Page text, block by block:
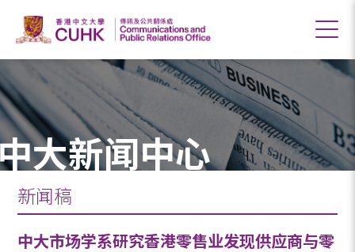
大新闻中心
新闻稿
中大市场学系研究香港零售业发现供应商与零